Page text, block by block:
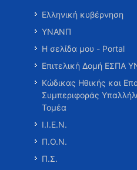
Ελληνική κυβέρνηση
ΥΝΑΝΠ
Η σελίδα μου - Portal
Επιτελική Δομή ΕΣΠΑ
Κώδικας Ηθικής και
Συμπεριφοράς
Τομέα
Ι.Ι.Ε.Ν.
Π.Ο.Ν.
Π.Σ.